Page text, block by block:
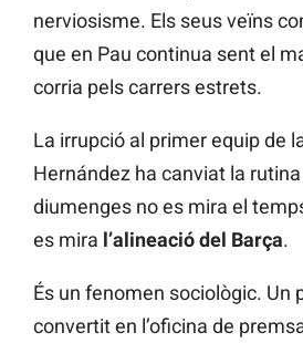
nerviosisme. Els seus veïns
que en Pau continua sent el
corria pels carrers estrets.
La irrupció al primer equip de
Hernández ha canviat la
diumenges no es mira el
es mira l’alineació del Barça.
És un fenomen sociològic. Un
convertit en l’oficina de